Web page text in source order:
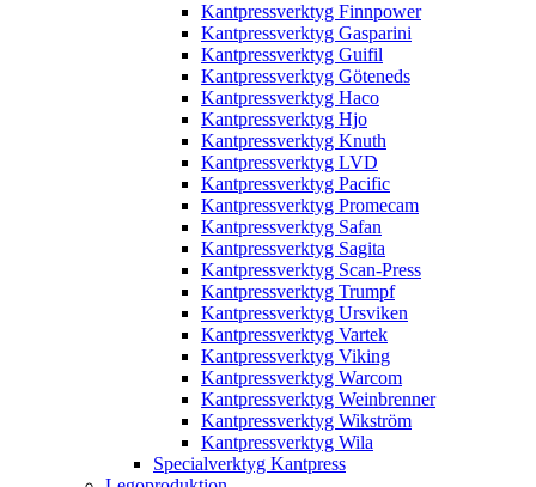
Kantpressverktyg Finnpower
Kantpressverktyg Gasparini
Kantpressverktyg Guifil
Kantpressverktyg Göteneds
Kantpressverktyg Haco
Kantpressverktyg Hjo
Kantpressverktyg Knuth
Kantpressverktyg LVD
Kantpressverktyg Pacific
Kantpressverktyg Promecam
Kantpressverktyg Safan
Kantpressverktyg Sagita
Kantpressverktyg Scan-Press
Kantpressverktyg Trumpf
Kantpressverktyg Ursviken
Kantpressverktyg Vartek
Kantpressverktyg Viking
Kantpressverktyg Warcom
Kantpressverktyg Weinbrenner
Kantpressverktyg Wikström
Kantpressverktyg Wila
Specialverktyg Kantpress